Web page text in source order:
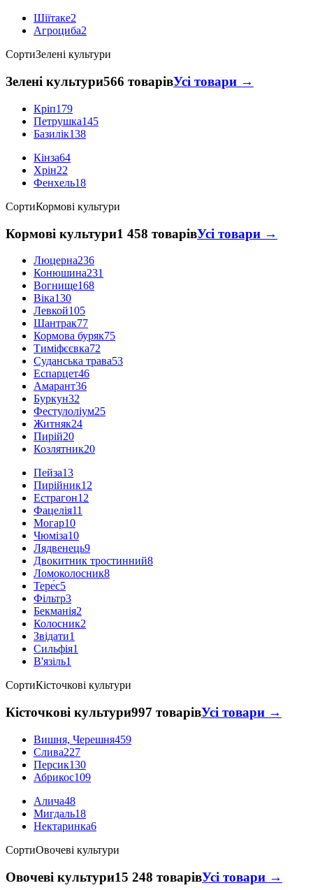
Шіїтаке2
Агроциба2
СортиЗелені культури
Зелені культури566 товарівУсі товари →
Кріп179
Петрушка145
Базилік138
Кінза64
Хрін22
Фенхель18
СортиКормові культури
Кормові культури1 458 товарівУсі товари →
Люцерна236
Конюшина231
Вогнище168
Віка130
Левкой105
Шантрак77
Кормова буряк75
Тиміфєєвка72
Суданська трава53
Еспарцет46
Амарант36
Буркун32
Фестулоліум25
Житняк24
Пирій20
Козлятник20
Пейза13
Пирійник12
Естрагон12
Фацелія11
Могар10
Чюміза10
Лядвенець9
Двокитник тростинний8
Ломоколосник8
Тере́с5
Фільтр3
Бекманія2
Колосник2
Звідати1
Сильфія1
В'язіль1
СортиКісточкові культури
Кісточкові культури997 товарівУсі товари →
Вишня, Черешня459
Слива227
Персик130
Абрикос109
Алича48
Мигдаль18
Нектаринка6
СортиОвочеві культури
Овочеві культури15 248 товарівУсі товари →